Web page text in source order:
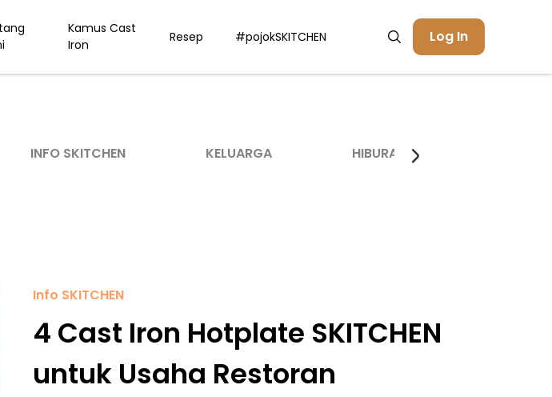
Kamus Cast
Iron
Resep #pojokSKITCHEN Log In
INFO SKITCHEN KELUARGA HIBURAN
Info SKITCHEN
4 Cast Iron Hotplate SKITCHEN
untuk Usaha Restoran